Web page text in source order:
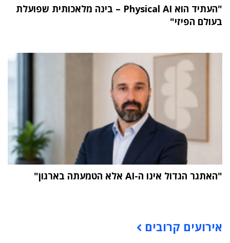
"העתיד הוא Physical AI – בינה מלאכותית שפועלת
בעולם הפיזי"
"האתגר הגדול אינו ה-AI אלא הטמעתה בארגון"
אירועים קרובים